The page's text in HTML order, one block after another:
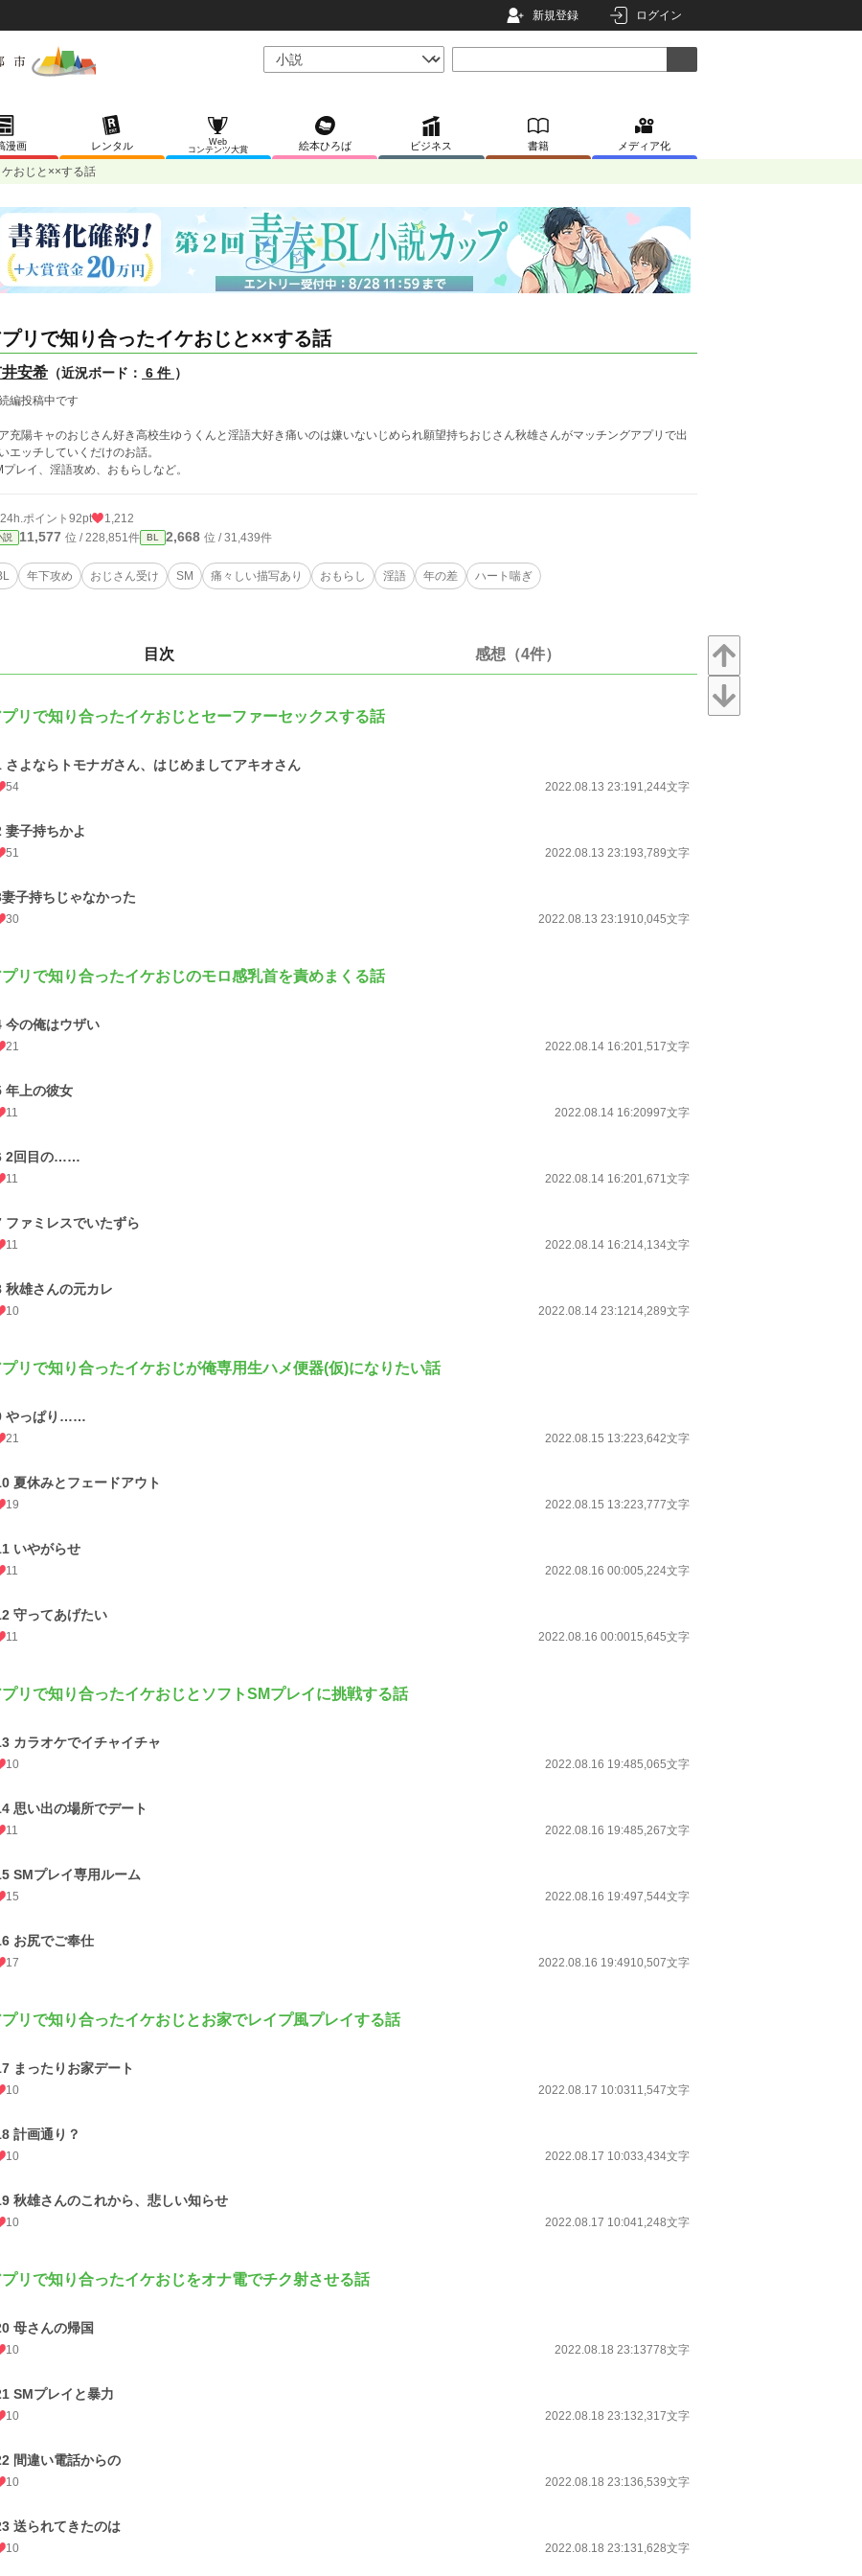
新規登録 ログイン
漫画 レンタル
Web
コンテンツ大賞
絵本ひろば ビジネス 書籍 メディア化
おじと××する話
プリで知り合ったイケおじと××する話
安希 （近況ボード： 6 件 ）
編投稿中です
充陽キャのおじさん好き高校生ゆうくんと淫語大好き痛いのは嫌いないじめられ願望持ちおじさん秋雄さんがマッチングアプリで出
エッチしていくだけのお話。
プレイ、淫語攻め、おもらしなど。
24h.ポイント 92pt 1,212
説 11,577 位 / 228,851件 BL 2,668 位 / 31,439件
年下攻め おじさん受け SM 痛々しい描写あり おもらし 淫語 年の差 ハート喘ぎ
目次 感想（4件）
プリで知り合ったイケおじとセーファーセックスする話
さよならトモナガさん、はじめましてアキオさん
54 2022.08.13 23:191,244文字
妻子持ちかよ
51 2022.08.13 23:193,789文字
子持ちじゃなかった
30 2022.08.13 23:1910,045文字
プリで知り合ったイケおじのモロ感乳首を責めまくる話
今の俺はウザい
21 2022.08.14 16:201,517文字
年上の彼女
11 2022.08.14 16:20997文字
2回目の……
11 2022.08.14 16:201,671文字
ファミレスでいたずら
11 2022.08.14 16:214,134文字
秋雄さんの元カレ
10 2022.08.14 23:1214,289文字
プリで知り合ったイケおじが俺専用生ハメ便器(仮)になりたい話
やっぱり……
21 2022.08.15 13:223,642文字
夏休みとフェードアウト
19 2022.08.15 13:223,777文字
いやがらせ
11 2022.08.16 00:005,224文字
守ってあげたい
11 2022.08.16 00:0015,645文字
プリで知り合ったイケおじとソフトSMプレイに挑戦する話
カラオケでイチャイチャ
10 2022.08.16 19:485,065文字
思い出の場所でデート
11 2022.08.16 19:485,267文字
SMプレイ専用ルーム
15 2022.08.16 19:497,544文字
お尻でご奉仕
17 2022.08.16 19:4910,507文字
プリで知り合ったイケおじとお家でレイプ風プレイする話
まったりお家デート
10 2022.08.17 10:0311,547文字
計画通り？
10 2022.08.17 10:033,434文字
秋雄さんのこれから、悲しい知らせ
10 2022.08.17 10:041,248文字
プリで知り合ったイケおじをオナ電でチク射させる話
母さんの帰国
10 2022.08.18 23:13778文字
SMプレイと暴力
10 2022.08.18 23:132,317文字
間違い電話からの
10 2022.08.18 23:136,539文字
送られてきたのは
10 2022.08.18 23:131,628文字